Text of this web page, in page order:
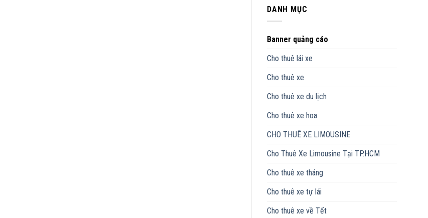
DANH MỤC
Banner quảng cáo
Cho thuê lái xe
Cho thuê xe
Cho thuê xe du lịch
Cho thuê xe hoa
CHO THUÊ XE LIMOUSINE
Cho Thuê Xe Limousine Tại TP.HCM
Cho thuê xe tháng
Cho thuê xe tự lái
Cho thuê xe về Tết